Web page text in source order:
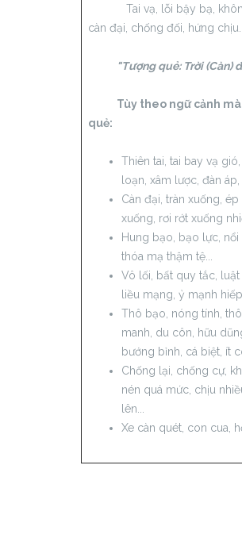
Tai vạ, lỗi bậy bạ, không
càn đại, chống đối, hứng chịu.
"Tượng quẻ: Trời (Càn)
Tùy theo ngữ cảnh mà
quẻ:
Thiên tai, tai bay vạ
loạn, xâm lược, đàn áp,
Càn đại, tràn xuống,
xuống, rơi rớt xuống
Hung bạo, bạo lực, nổi
thóa mạ thậm tệ...
Vô lối, bất quy tắc, luật
liều mạng, ỷ mạnh
Thô bạo, nóng tính,
manh, du côn, hữu
bướng bỉnh, cá biệt, ít
Chống lại, chống cự,
nén quá mức, chịu
lên...
Xe càn quét, con cua,